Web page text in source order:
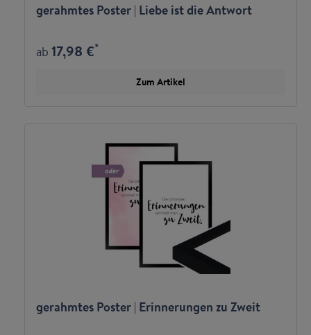
gerahmtes Poster | Liebe ist die Antwort
ab17,98 €*
Zum Artikel
gerahmtes Poster | Erinnerungen zu Zweit